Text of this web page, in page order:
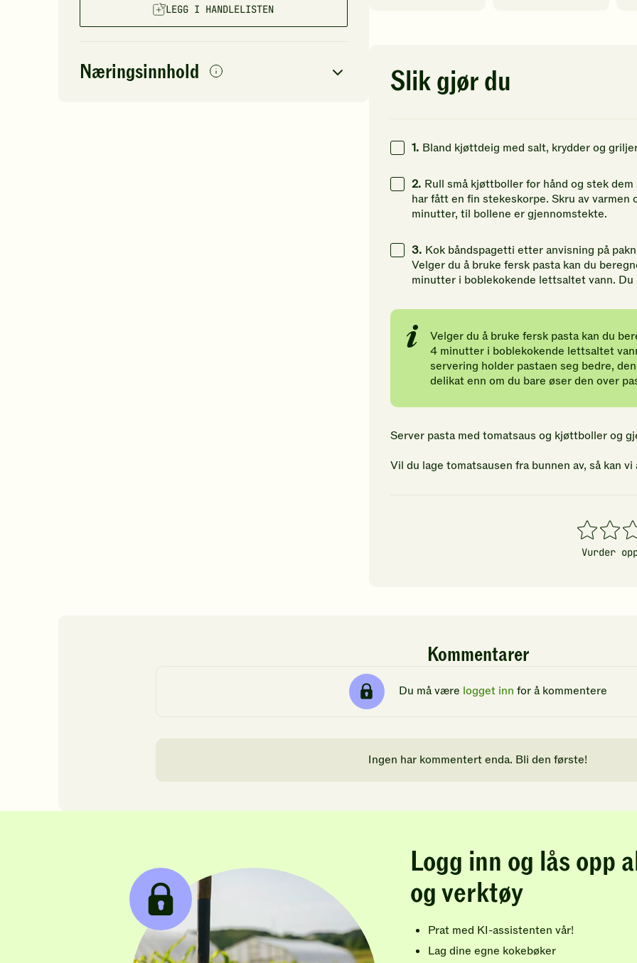
LEGG I HANDLELISTEN
Næringsinnhold Slik gjør du
1. Bland kjøttdeig med salt, krydder og
2. Rull små kjøttboller for hånd og stek
har fått en fin stekeskorpe. Skru av
minutter, til bollene er gjennomstekte.
3. Kok båndspagetti etter anvisning på
Velger du å bruke fersk pasta kan du
minutter i boblekokende lettsaltet vann. Du
Velger du å bruke fersk pasta kan du
4 minutter i boblekokende lettsaltet
servering holder pastaen seg bedre,
delikat enn om du bare øser den over
Server pasta med tomatsaus og kjøttboller og
Vil du lage tomatsausen fra bunnen av, så kan vi
1
stjerner
2
stjerner
3
Vurder
Kommentarer
Du må være logget inn for å kommentere
Ingen har kommentert enda. Bli den første!
Logg inn og lås opp
og verktøy
Prat med KI-assistenten vår!
Lag dine egne kokebøker